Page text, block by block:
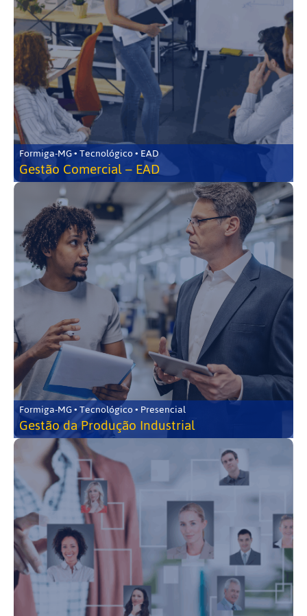
Formiga-MG • Tecnológico • EAD
Gestão Comercial – EAD
Formiga-MG • Tecnológico • Presencial
Gestão da Produção Industrial